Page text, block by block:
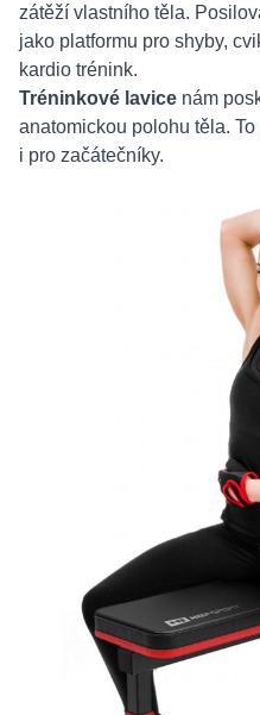
zátěží vlastního těla.
jako platformu pro shyby,
kardio trénink.
Tréninkové lavice nám
anatomickou polohu těla.
i pro začátečníky.